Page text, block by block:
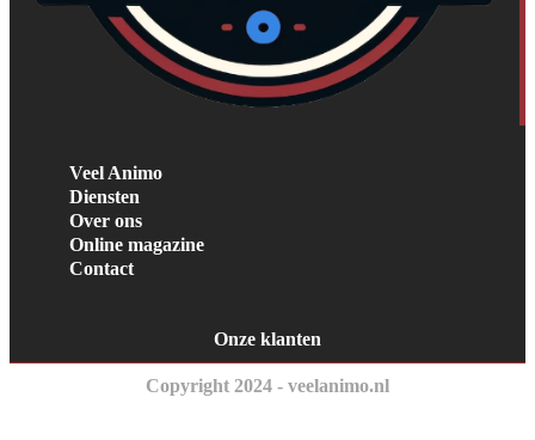
Veel Animo
Diensten
Over ons
Online magazine
Contact
Onze klanten
Copyright 2024 - veelanimo.nl